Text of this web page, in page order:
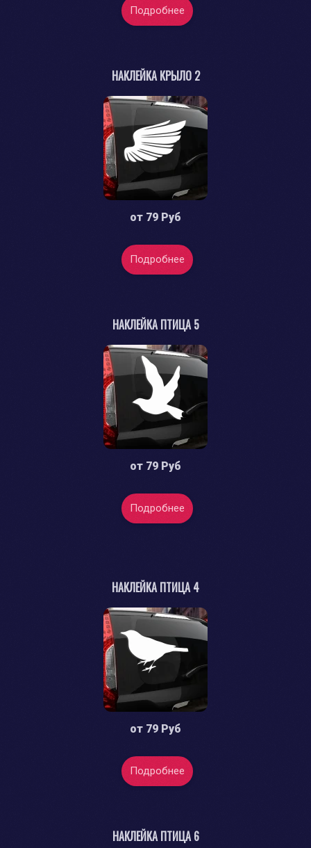
Подробнее
НАКЛЕЙКА КРЫЛО 2
от 79 Руб
Подробнее
НАКЛЕЙКА ПТИЦА 5
от 79 Руб
Подробнее
НАКЛЕЙКА ПТИЦА 4
от 79 Руб
Подробнее
НАКЛЕЙКА ПТИЦА 6